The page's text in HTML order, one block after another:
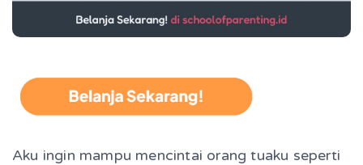
Aku ingin mampu mencintai orang tuaku seperti